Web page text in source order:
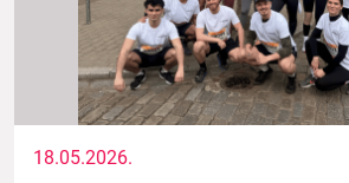
18.05.2026.